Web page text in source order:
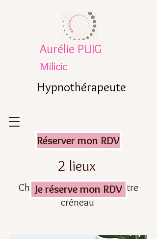
Réserver mon RDV
Hypnothérapeute
Aurélie PUIG
Milicic
2 lieux
Choisissez votre lieu et votre
créneau
Je réserve mon RDV